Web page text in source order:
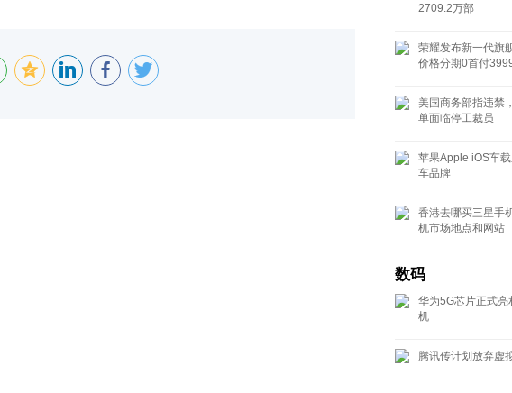
2709.2万部
荣耀发布新一代旗
价格分期0首付
美国商务部指违禁
单面临停工裁员
苹果Apple iOS车
车品牌
香港去哪买三星手
机市场地点和网站
数码
华为5G芯片正式
机
腾讯传计划放弃虚